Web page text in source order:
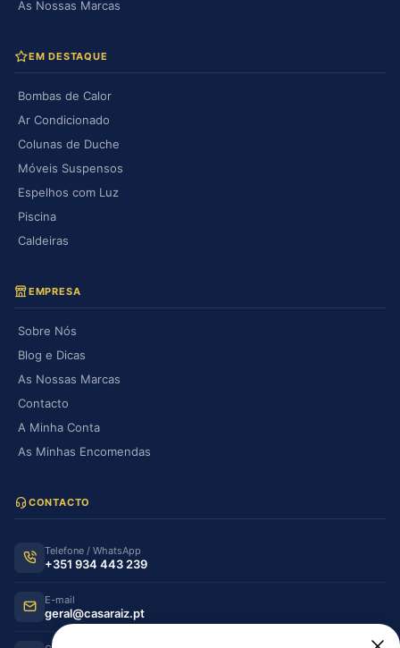
As Nossas Marcas
EM DESTAQUE
Bombas de Calor
Ar Condicionado
Colunas de Duche
Móveis Suspensos
Espelhos com Luz
Piscina
Caldeiras
EMPRESA
Sobre Nós
Blog e Dicas
As Nossas Marcas
Contacto
A Minha Conta
As Minhas Encomendas
CONTACTO
Telefone / WhatsApp
+351 934 443 239
E-mail
geral@casaraiz.pt